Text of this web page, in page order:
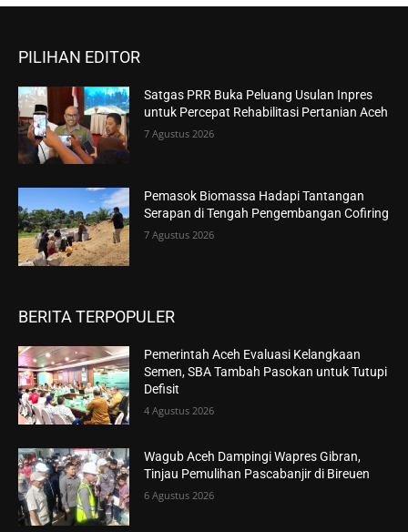
PILIHAN EDITOR
Satgas PRR Buka Peluang Usulan Inpres
untuk Percepat Rehabilitasi Pertanian Aceh
7 Agustus 2026
Pemasok Biomassa Hadapi Tantangan
Serapan di Tengah Pengembangan Cofiring
7 Agustus 2026
BERITA TERPOPULER
Pemerintah Aceh Evaluasi Kelangkaan
Semen, SBA Tambah Pasokan untuk Tutupi
Defisit
4 Agustus 2026
Wagub Aceh Dampingi Wapres Gibran,
Tinjau Pemulihan Pascabanjir di Bireuen
6 Agustus 2026